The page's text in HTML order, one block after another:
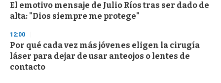
El emotivo mensaje de Julio Ríos tras ser dado de
alta: "Dios siempre me protege"
12:00
Por qué cada vez más jóvenes eligen la cirugía
láser para dejar de usar anteojos o lentes de
contacto